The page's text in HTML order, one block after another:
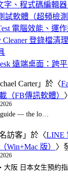
字、程式碼編輯
試軟體（超頻檢測
電腦效能、運
Cleaner 登錄檔清
遠端桌面：跨
Carter」於〈
（FB傳訊軟體）
guide — the lo…
訪客 」於〈LINE
Win+Mac 版） 〉
大阪 日本女生預約